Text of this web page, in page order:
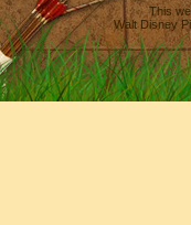
This
Walt Disney